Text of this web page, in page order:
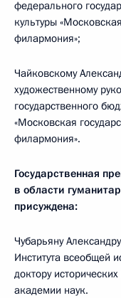
федерального
культуры
филармония»;
Чайковскому
художественному
государственного
«Московская
филармония».
Государственная
в области
присуждена:
Чубарьяну
Института всеобщей
доктору
академии наук.